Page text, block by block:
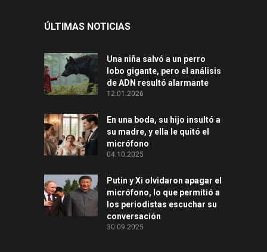
ÚLTIMAS NOTICIAS
Una niña salvó a un perro
lobo gigante, pero el análisis
de ADN resultó alarmante
12.01.2026
En una boda, su hijo insultó a
su madre, y ella le quitó el
micrófono
04.10.2025
Putin y Xi olvidaron apagar el
micrófono, lo que permitió a
los periodistas escuchar su
conversación
30.09.2025